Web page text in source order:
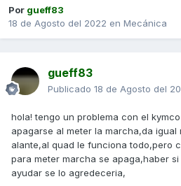
Por gueff83
18 de Agosto del 2022 en Mecánica
gueff83
Publicado 18 de Agosto del
hola! tengo un problema con el
apagarse al meter la marcha,da
alante,al quad le funciona todo,pero
para meter marcha se apaga,haber
ayudar se lo agredeceria,